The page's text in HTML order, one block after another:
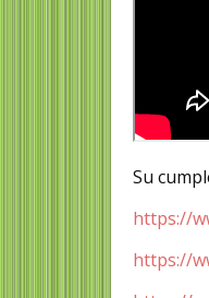
Su
https://
https://